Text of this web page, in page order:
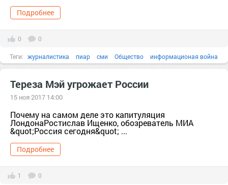
Подробнее
0 0
Теги: журналистика пиар сми Общество информационая война
Тереза Мэй угрожает России
15 ноя 2017 14:00
Почему на самом деле это капитуляция
ЛондонаРостислав Ищенко, обозреватель МИА
&quot;Россия сегодня&quot; ...
Подробнее
1 0